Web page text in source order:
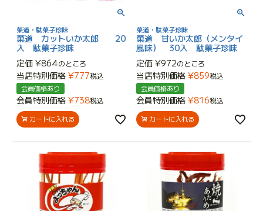
菓道・駄菓子珍味
菓道 カットいか太郎 20
入 駄菓子珍味
定価 ¥864のところ
当店特別価格 ¥777税込
会員価格あり
会員特別価格 ¥738税込
カートに入れる
菓道・駄菓子珍味
菓道 甘いか太郎（メンタイ
風味） 30入 駄菓子珍味
定価 ¥972のところ
当店特別価格 ¥859税込
会員価格あり
会員特別価格 ¥816税込
カートに入れる